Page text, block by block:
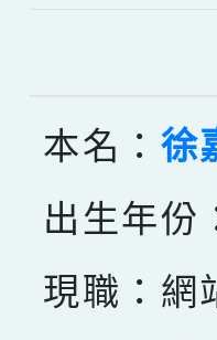
市賽
本名： 徐
出生年份
現職：網